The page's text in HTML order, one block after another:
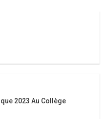
2023 Au Collège